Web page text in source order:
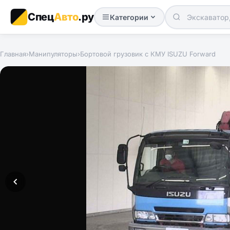
СпецАвто.ру Категории
Главная›Манипуляторы›Бортовой грузовик с КМУ ISUZU Forward